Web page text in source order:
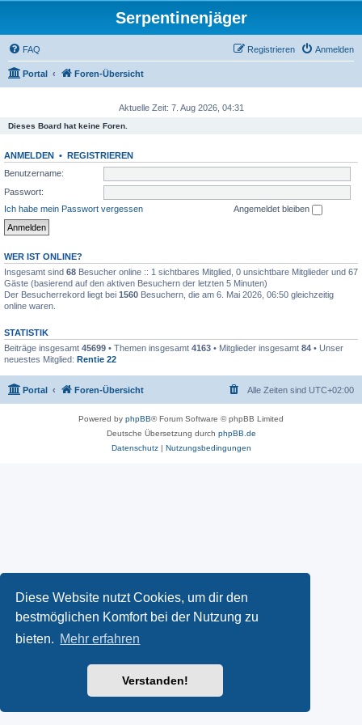
Diese Website nutzt Cookies, um dir den
bestmöglichen Komfort bei der Nutzung zu
bieten. Mehr erfahren
Verstanden!
Serpentinenjäger
FAQ Anmelden
Registrieren
Portal Foren-Übersicht
Aktuelle Zeit: 7. Aug 2026, 04:31
Dieses Board hat keine Foren.
ANMELDEN • REGISTRIEREN
Benutzername:
Passwort:
Ich habe mein Passwort vergessen
Angemeldet bleiben
WER IST ONLINE?
Insgesamt sind 68 Besucher online :: 1 sichtbares Mitglied, 0 unsichtbare Mitglieder und 67
Gäste (basierend auf den aktiven Besuchern der letzten 5 Minuten)
Der Besucherrekord liegt bei 1560 Besuchern, die am 6. Mai 2026, 06:50 gleichzeitig
online waren.
STATISTIK
Beiträge insgesamt 45699 • Themen insgesamt 4163 • Mitglieder insgesamt 84 • Unser
neuestes Mitglied: Rentie 22
Portal Foren-Übersicht Alle Zeiten sind UTC+02:00
Powered by phpBB® Forum Software © phpBB Limited
Deutsche Übersetzung durch phpBB.de
Datenschutz| Nutzungsbedingungen